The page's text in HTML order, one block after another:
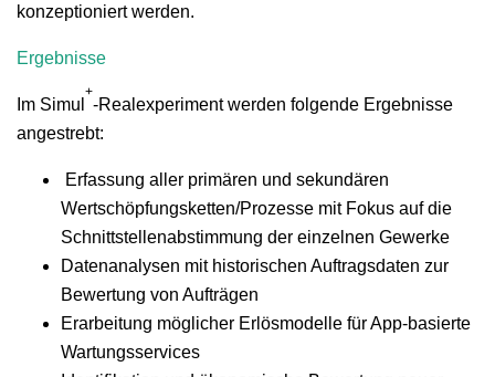
konzep­tion­iert werden.
Ergeb­nisse
Im Simul
+
-Real­ex­per­i­ment wer­den fol­gende Ergeb­nisse
angestrebt:
Erfas­sung aller primären und sekundären
Wertschöpfungsketten/Prozesse mit Fokus auf die
Schnittstel­len­ab­stim­mung der einzel­nen Gewerke
Date­n­analy­sen mit his­torischen Auf­trags­dat­en zur
Bew­er­tung von Aufträgen
Erar­beitung möglich­er Erlös­mod­elle für App-basierte
Wartungsservices